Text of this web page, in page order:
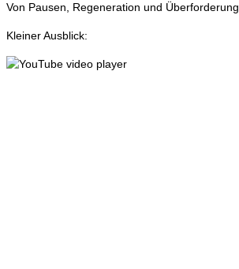
Von Pausen, Regeneration und Überforderung
Kleiner Ausblick: